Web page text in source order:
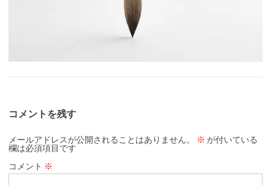
コメントを残す
メールアドレスが公開されることはありません。 ※ が付いている
欄は必須項目です
コメント ※